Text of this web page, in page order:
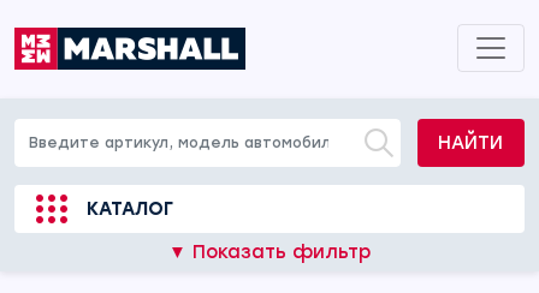
НАЙТИ
КАТАЛОГ
▼ Показать фильтр